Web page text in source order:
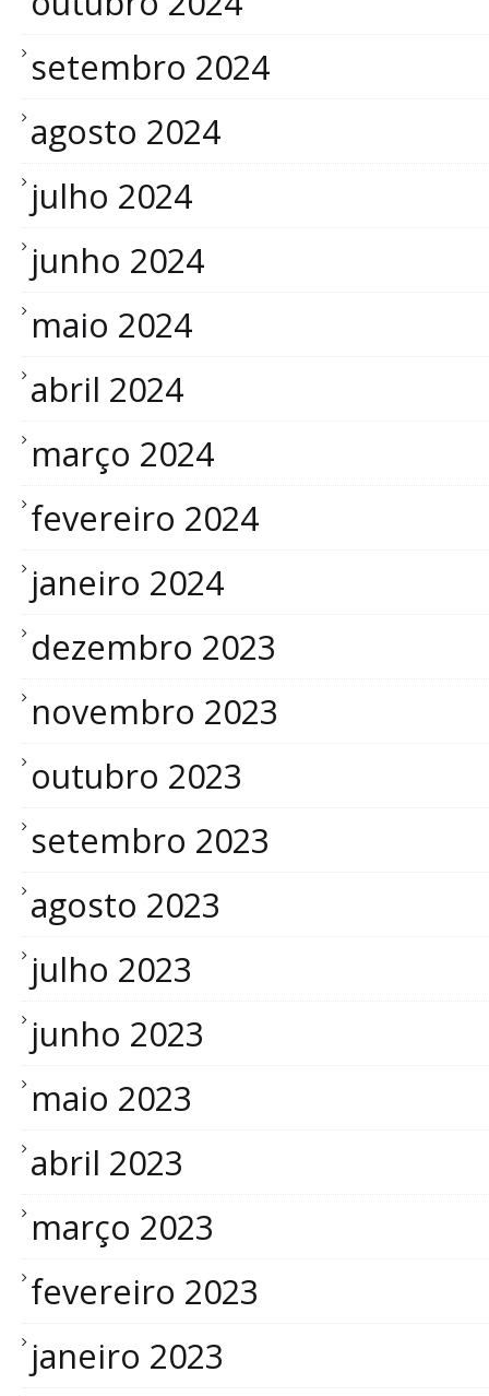
setembro 2024
agosto 2024
julho 2024
junho 2024
maio 2024
abril 2024
março 2024
fevereiro 2024
janeiro 2024
dezembro 2023
novembro 2023
outubro 2023
setembro 2023
agosto 2023
julho 2023
junho 2023
maio 2023
abril 2023
março 2023
fevereiro 2023
janeiro 2023